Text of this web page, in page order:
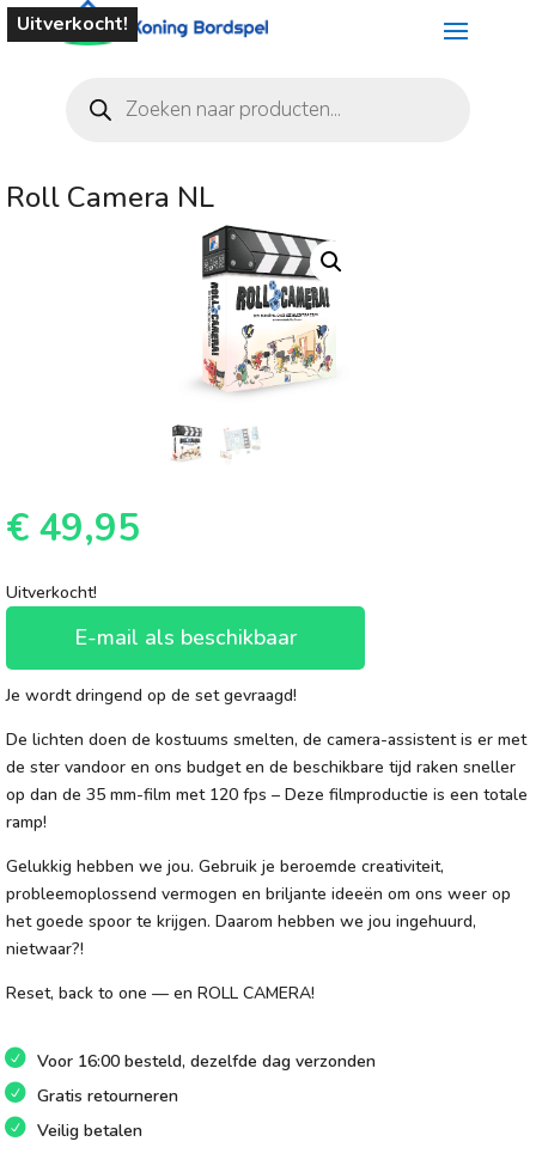
zoeken
Uitverkocht!
Roll Camera NL
€ 49,95
Uitverkocht!
E-mail als beschikbaar
Je wordt dringend op de set gevraagd!
De lichten doen de kostuums smelten, de camera-assistent is er met
de ster vandoor en ons budget en de beschikbare tijd raken sneller
op dan de 35 mm-film met 120 fps – Deze filmproductie is een totale
ramp!
Gelukkig hebben we jou. Gebruik je beroemde creativiteit,
probleemoplossend vermogen en briljante ideeën om ons weer op
het goede spoor te krijgen. Daarom hebben we jou ingehuurd,
nietwaar?!
Reset, back to one — en ROLL CAMERA!
Voor 16:00 besteld, dezelfde dag verzonden
Gratis retourneren
Veilig betalen